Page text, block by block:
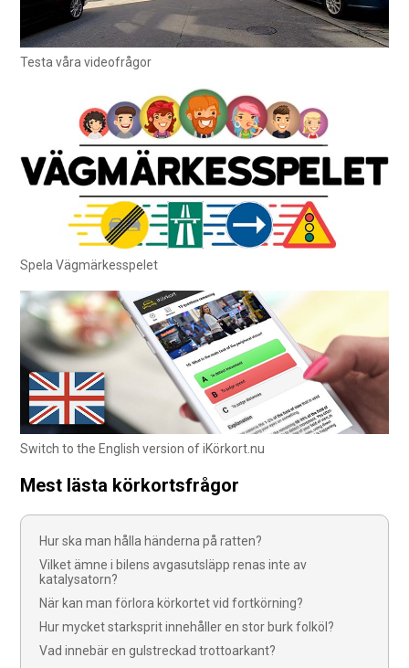
Testa våra videofrågor
Spela Vägmärkesspelet
Switch to the English version of iKörkort.nu
Mest lästa körkortsfrågor
Hur ska man hålla händerna på ratten?
Vilket ämne i bilens avgasutsläpp renas inte av
katalysatorn?
När kan man förlora körkortet vid fortkörning?
Hur mycket starksprit innehåller en stor burk folköl?
Vad innebär en gulstreckad trottoarkant?